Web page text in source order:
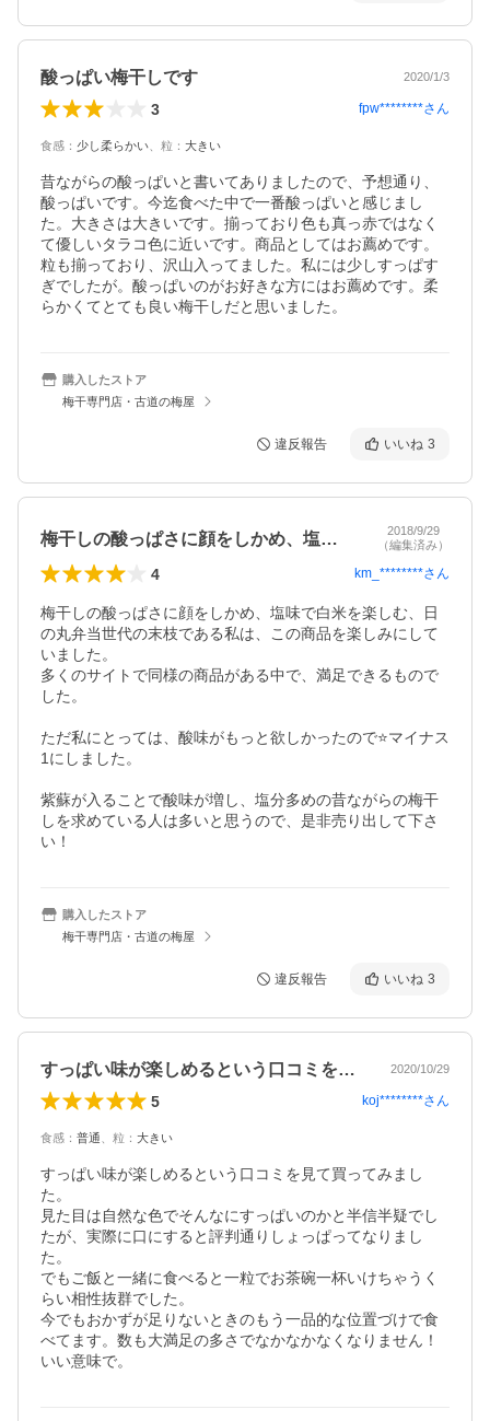
酸っぱい梅干しです 2020/1/3
3 fpw********さん
食感 ： 少し柔らかい 粒 ： 大きい
昔ながらの酸っぱいと書いてありましたので、予想通り、
酸っぱいです。今迄食べた中で一番酸っぱいと感じまし
た。大きさは大きいです。揃っており色も真っ赤ではなく
て優しいタラコ色に近いです。商品としてはお薦めです。
粒も揃っており、沢山入ってました。私には少しすっぱす
ぎでしたが。酸っぱいのがお好きな方にはお薦めです。柔
らかくてとても良い梅干しだと思いました。
購入したストア
梅干専門店・古道の梅屋
違反報告 いいね 3
梅干しの酸っぱさに顔をしかめ、塩味で白…
2018/9/29
（編集済み）
4 km_********さん
梅干しの酸っぱさに顔をしかめ、塩味で白米を楽しむ、日
の丸弁当世代の末枝である私は、この商品を楽しみにして
いました。
多くのサイトで同様の商品がある中で、満足できるもので
した。
ただ私にとっては、酸味がもっと欲しかったので⭐️マイナス
1にしました。
紫蘇が入ることで酸味が増し、塩分多めの昔ながらの梅干
しを求めている人は多いと思うので、是非売り出して下さ
い！
購入したストア
梅干専門店・古道の梅屋
違反報告 いいね 3
すっぱい味が楽しめるという口コミを見て… 2020/10/29
5 koj********さん
食感 ： 普通 粒 ： 大きい
すっぱい味が楽しめるという口コミを見て買ってみまし
た。
見た目は自然な色でそんなにすっぱいのかと半信半疑でし
たが、実際に口にすると評判通りしょっぱってなりまし
た。
でもご飯と一緒に食べると一粒でお茶碗一杯いけちゃうく
らい相性抜群でした。
今でもおかずが足りないときのもう一品的な位置づけで食
べてます。数も大満足の多さでなかなかなくなりません！
いい意味で。